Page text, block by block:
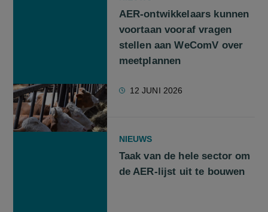
AER-ontwikkelaars kunnen
voortaan vooraf vragen
stellen aan WeComV over
meetplannen
12 JUNI 2026
NIEUWS
Taak van de hele sector om
de AER-lijst uit te bouwen